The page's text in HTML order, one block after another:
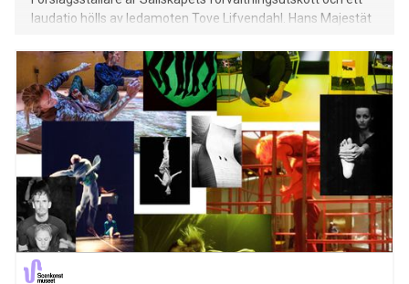
laudatio hölls av ledamoten Tove Lifvendahl. Hans Majestät